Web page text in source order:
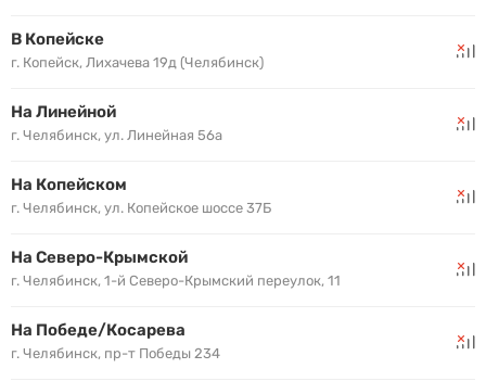
В Копейске
г. Копейск, Лихачева 19д (Челябинск)
На Линейной
г. Челябинск, ул. Линейная 56а
На Копейском
г. Челябинск, ул. Копейское шоссе 37Б
На Северо-Крымской
г. Челябинск, 1-й Северо-Крымский переулок, 11
На Победе/Косарева
г. Челябинск, пр-т Победы 234